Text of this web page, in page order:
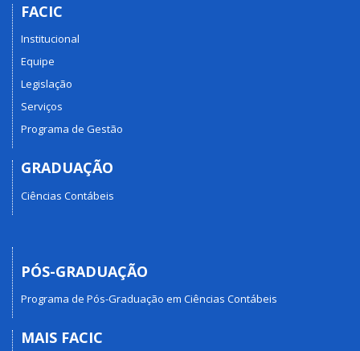
FACIC
Institucional
Equipe
Legislação
Serviços
Programa de Gestão
GRADUAÇÃO
Ciências Contábeis
PÓS-GRADUAÇÃO
Programa de Pós-Graduação em Ciências Contábeis
MAIS FACIC